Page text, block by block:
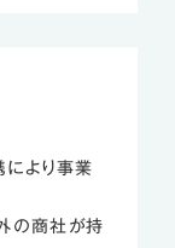
により事業
の商社が持